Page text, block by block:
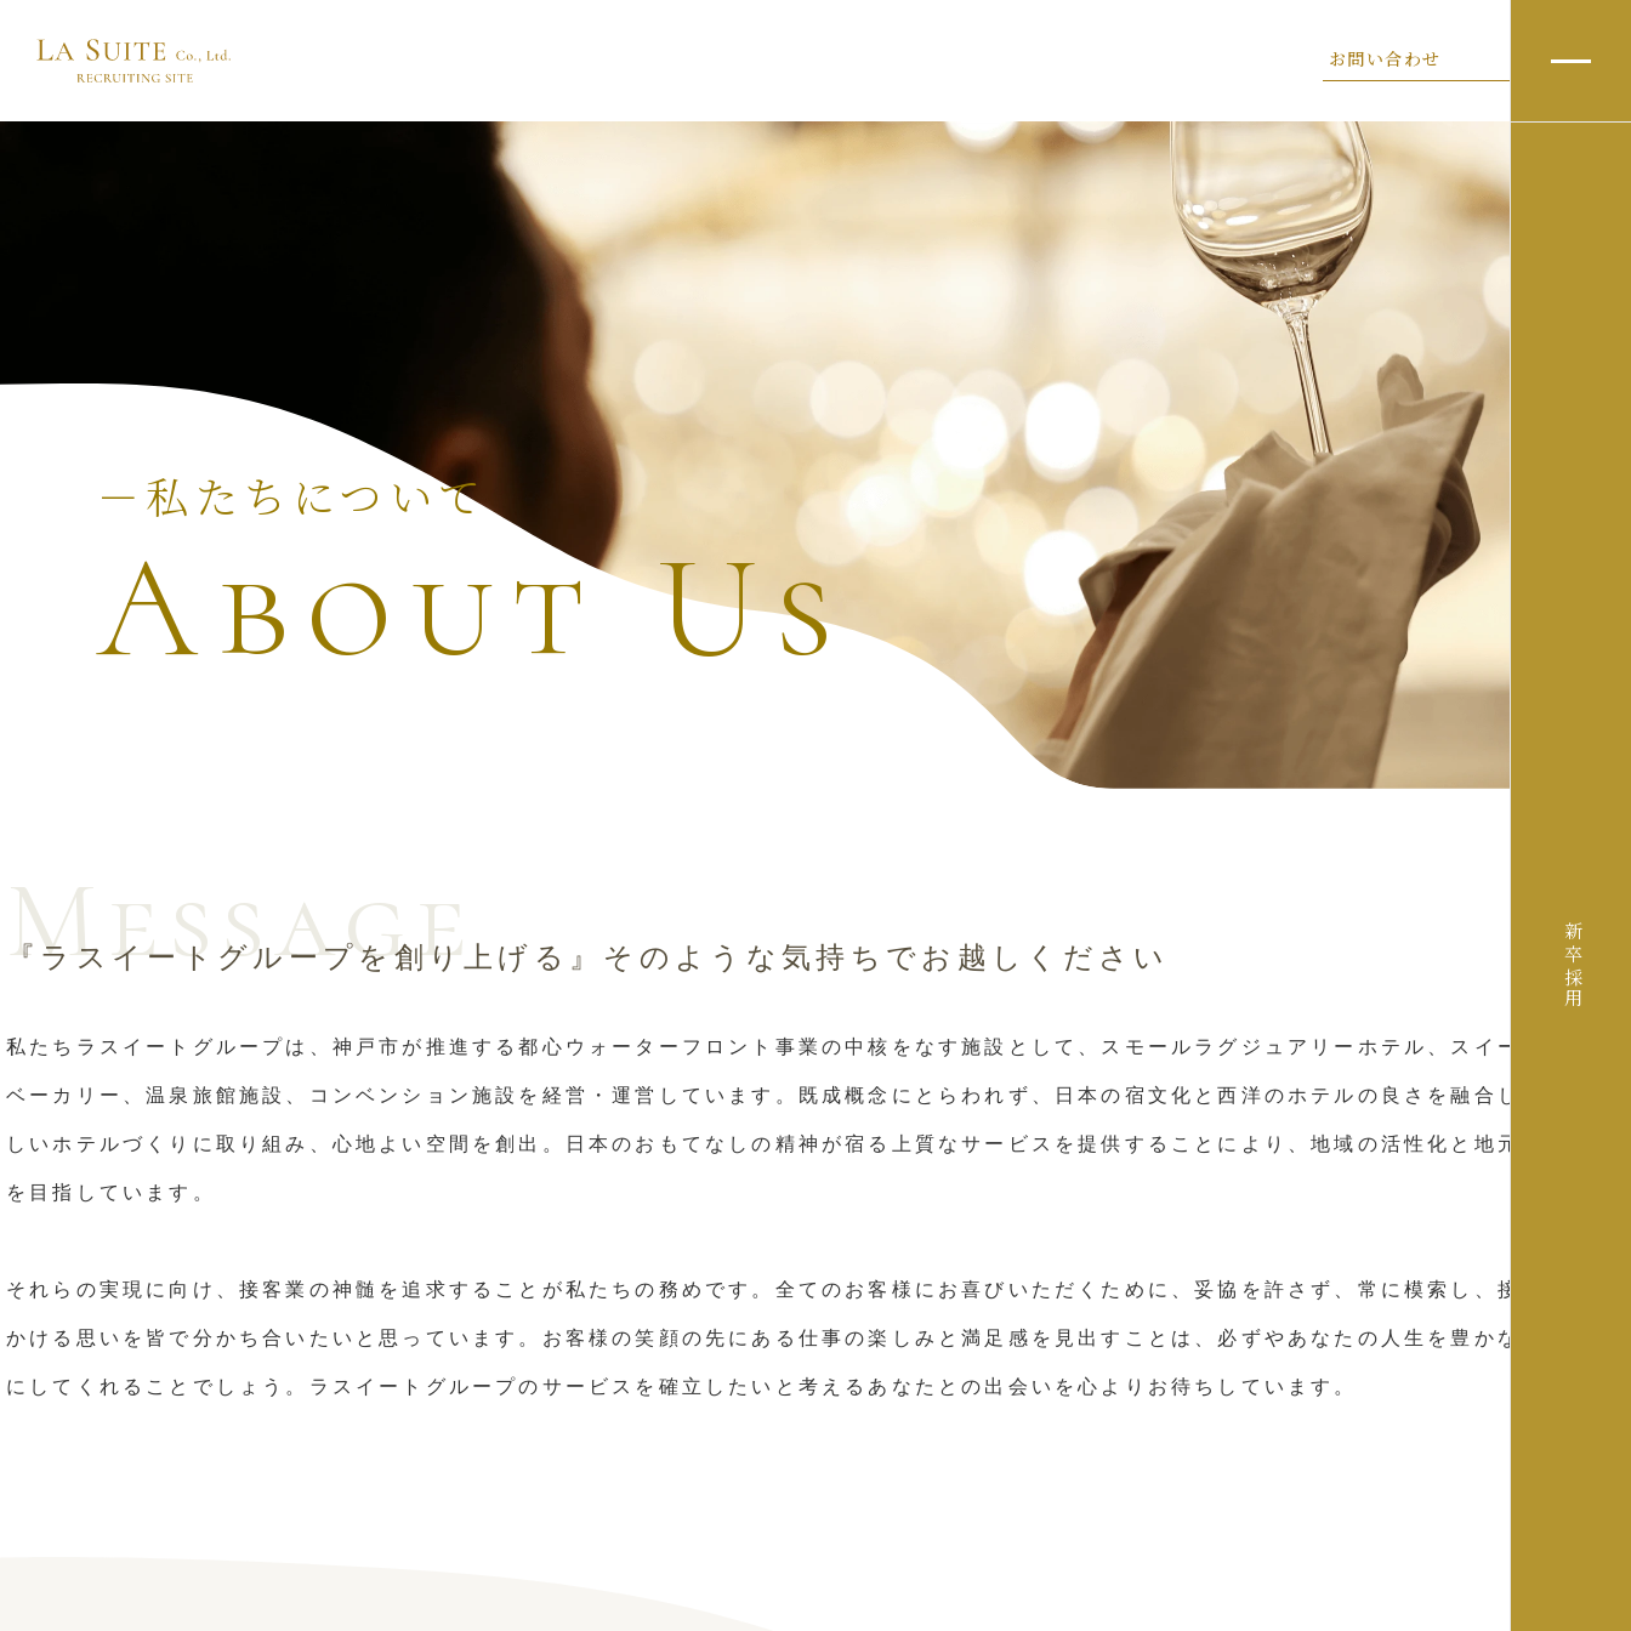
お問い合わせ
新卒
採用
－私たちについて
About Us
『ラスイートグループを創り上げる』そのような気持ちでお越しください
Message
私たちラスイートグループは、神戸市が推進する都心ウォーターフロント事業の中核をなす施設として、スモールラグジュアリーホテル、スイーツ&
ベーカリー、温泉旅館施設、コンベンション施設を経営・運営しています。既成概念にとらわれず、日本の宿文化と西洋のホテルの良さを融合した新
しいホテルづくりに取り組み、心地よい空間を創出。日本のおもてなしの精神が宿る上質なサービスを提供することにより、地域の活性化と地元貢献
を目指しています。
それらの実現に向け、接客業の神髄を追求することが私たちの務めです。全てのお客様にお喜びいただくために、妥協を許さず、常に模索し、接客に
かける思いを皆で分かち合いたいと思っています。お客様の笑顔の先にある仕事の楽しみと満足感を見出すことは、必ずやあなたの人生を豊かなもの
にしてくれることでしょう。ラスイートグループのサービスを確立したいと考えるあなたとの出会いを心よりお待ちしています。